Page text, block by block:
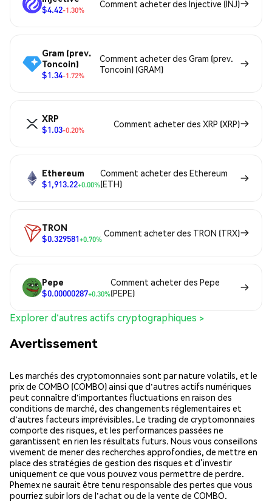
$4.42-1.30%
Comment acheter des Injective (INJ)
Gram (prev.
Toncoin)
$1.34-1.72%
Comment acheter des Gram (prev.
Toncoin) (GRAM)
XRP
$1.03-0.20%
Comment acheter des XRP (XRP)
Ethereum
$1,913.22+0.00%
Comment acheter des Ethereum
(ETH)
TRON
$0.329581+0.70%
Comment acheter des TRON (TRX)
Pepe
$0.00000287+0.30%
Comment acheter des Pepe
(PEPE)
Explorer d'autres actifs cryptographiques >
Avertissement
Les marchés des cryptomonnaies sont par nature volatils, et le
prix de COMBO (COMBO) ainsi que d'autres actifs numériques
peut connaître d'importantes fluctuations en raison des
conditions de marché, des changements réglementaires et
d'autres facteurs imprévisibles. Le trading de cryptomonnaies
comporte des risques, et les performances passées ne
garantissent en rien les résultats futurs. Nous vous conseillons
vivement de mener des recherches approfondies, de mettre en
place des stratégies de gestion des risques et d’investir
uniquement ce que vous pouvez vous permettre de perdre.
Phemex ne saurait être tenu responsable des pertes que vous
pourriez subir lors de l'achat ou de la vente de COMBO.